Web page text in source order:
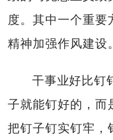
度。其中一个重要
精神加强作风建设。
干事业好比钉
子就能钉好的，而
把钉子钉实钉牢，